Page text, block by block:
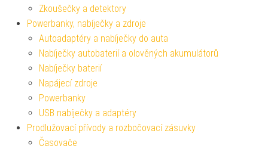
Zkoušečky a detektory
Powerbanky, nabíječky a zdroje
Autoadaptéry a nabíječky do auta
Nabíječky autobaterií a olověných akumulátorů
Nabíječky baterií
Napájecí zdroje
Powerbanky
USB nabíječky a adaptéry
Prodlužovací přívody a rozbočovací zásuvky
Časovače